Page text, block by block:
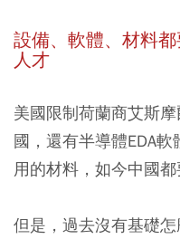
設備、軟體、材料
人才
美國限制荷蘭商艾斯
國，還有半導體EDA
用的材料，如今中國都
但是，過去沒有基礎怎